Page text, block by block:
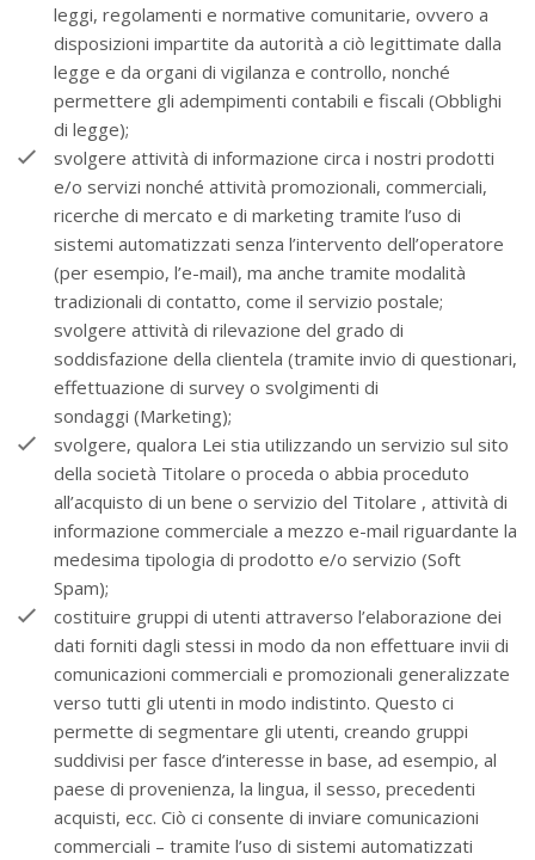
leggi, regolamenti e normative comunitarie, ovvero a
disposizioni impartite da autorità a ciò legittimate dalla
legge e da organi di vigilanza e controllo, nonché
permettere gli adempimenti contabili e fiscali (Obblighi
di legge);
svolgere attività di informazione circa i nostri prodotti
e/o servizi nonché attività promozionali, commerciali,
ricerche di mercato e di marketing tramite l’uso di
sistemi automatizzati senza l’intervento dell’operatore
(per esempio, l’e-mail), ma anche tramite modalità
tradizionali di contatto, come il servizio postale;
svolgere attività di rilevazione del grado di
soddisfazione della clientela (tramite invio di questionari,
effettuazione di survey o svolgimenti di
sondaggi (Marketing);
svolgere, qualora Lei stia utilizzando un servizio sul sito
della società Titolare o proceda o abbia proceduto
all’acquisto di un bene o servizio del Titolare , attività di
informazione commerciale a mezzo e-mail riguardante la
medesima tipologia di prodotto e/o servizio (Soft
Spam);
costituire gruppi di utenti attraverso l’elaborazione dei
dati forniti dagli stessi in modo da non effettuare invii di
comunicazioni commerciali e promozionali generalizzate
verso tutti gli utenti in modo indistinto. Questo ci
permette di segmentare gli utenti, creando gruppi
suddivisi per fasce d’interesse in base, ad esempio, al
paese di provenienza, la lingua, il sesso, precedenti
acquisti, ecc. Ciò ci consente di inviare comunicazioni
commerciali – tramite l’uso di sistemi automatizzati